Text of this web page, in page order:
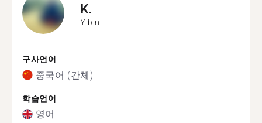
K.
Yibin
구사언어
중국어 (간체)
학습언어
영어